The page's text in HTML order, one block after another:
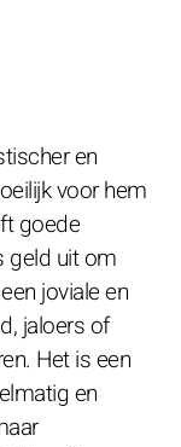
en
voor hem
goede
geld uit om
joviale en
jaloers of
Het is een
en